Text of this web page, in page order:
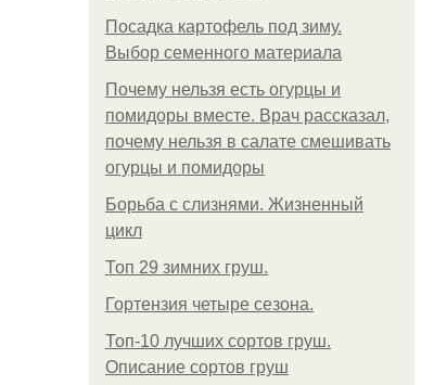
Посадка картофель под зиму.
Выбор семенного материала
Почему нельзя есть огурцы и
помидоры вместе. Врач рассказал,
почему нельзя в салате смешивать
огурцы и помидоры
Борьба с слизнями. Жизненный
цикл
Топ 29 зимних груш.
Гортензия четыре сезона.
Топ-10 лучших сортов груш.
Описание сортов груш